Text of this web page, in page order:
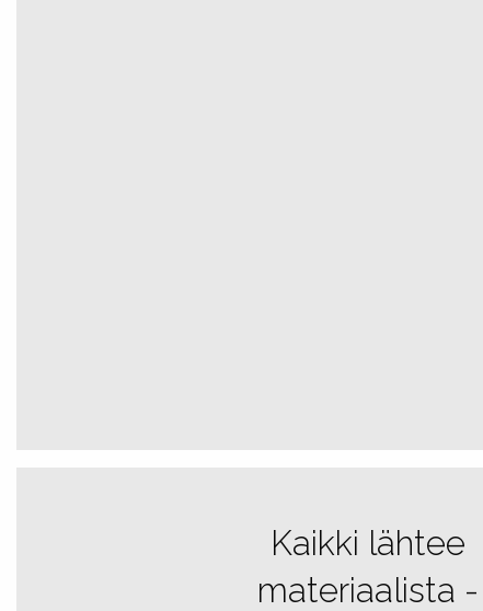
Kaikki lähtee
materiaalista -